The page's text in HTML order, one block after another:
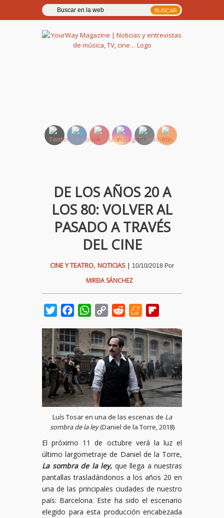
DE LOS AÑOS 20 A
LOS 80: VOLVER AL
PASADO A TRAVÉS
DEL CINE
CINE Y TEATRO, NOTICIAS | 10/10/2018 Por
MIREIA SÁNCHEZ
TwitterFacebookWhatsApp
Copy
Reddit Meneame
Luís Tosar en una de las escenas de La
sombra de la ley(Daniel de la Torre, 2018)
El próximo 11 de octubre verá la luz el
último largometraje de Daniel de la Torre,
La sombra de la ley, que llega a nuestras
pantallas trasladándonos a los años 20 en
una de las principales ciudades de nuestro
país: Barcelona. Este ha sido el escenario
elegido para esta producción encabezada